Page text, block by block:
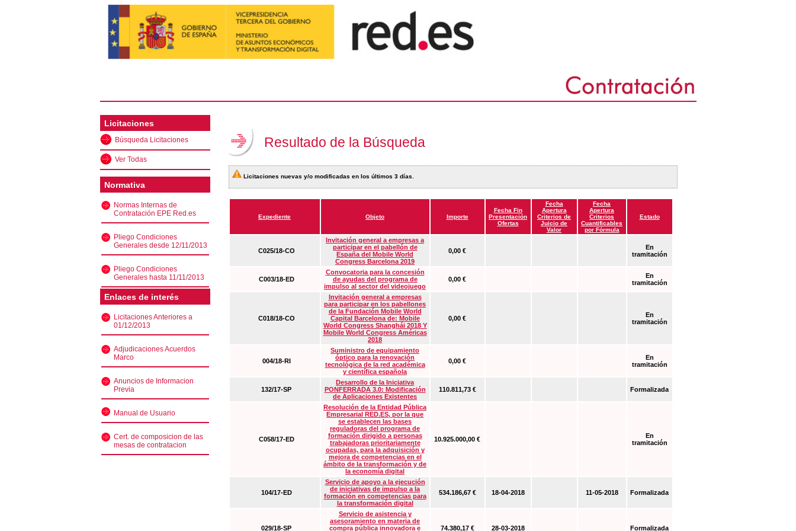
Licitaciones
Búsqueda Licitaciones
Ver Todas
Normativa
Normas Internas de
Contratación EPE Red.es
Pliego Condiciones
Generales desde 12/11/2013
Pliego Condiciones
Generales hasta 11/11/2013
Enlaces de interés
Licitaciones Anteriores a
01/12/2013
Adjudicaciones Acuerdos
Marco
Anuncios de Informacion
Previa
Manual de Usuario
Cert. de composicion de las
mesas de contratacion
Resultado de la Búsqueda
Licitaciones nuevas y/o modificadas en los últimos 3 días.
Expediente Objeto Importe
Fecha Fin
Presentación
Ofertas
Fecha
Apertura
Criterios de
Juicio de
Valor
Fecha
Apertura
Criterios
Cuantificables
por Fórmula
Estado
C025/18-CO
Invitación general a empresas a
participar en el pabellón de
España del Mobile World
Congress Barcelona 2019
0,00 €
En
tramitación
C003/18-ED
Convocatoria para la concesión
de ayudas del programa de
impulso al sector del videojuego
0,00 €
En
tramitación
C018/18-CO
Invitación general a empresas
para participar en los pabellones
de la Fundación Mobile World
Capital Barcelona de: Mobile
World Congress Shanghái 2018 Y
Mobile World Congress Américas
2018
0,00 €
En
tramitación
004/18-RI
Suministro de equipamiento
óptico para la renovación
tecnológica de la red académica
y científica española
0,00 €
En
tramitación
132/17-SP
Desarrollo de la Iniciativa
PONFERRADA 3.0: Modificación
de Aplicaciones Existentes
110.811,73 € Formalizada
C058/17-ED
Resolución de la Entidad Pública
Empresarial RED.ES, por la que
se establecen las bases
reguladoras del programa de
formación dirigido a personas
trabajadoras prioritariamente
ocupadas, para la adquisición y
mejora de competencias en el
ámbito de la transformación y de
la economía digital
10.925.000,00 €
En
tramitación
104/17-ED
Servicio de apoyo a la ejecución
de iniciativas de impulso a la
formación en competencias para
la transformación digital
534.186,67 € 18-04-2018 11-05-2018 Formalizada
029/18-SP
Servicio de asistencia y
asesoramiento en materia de
compra pública innovadora e
74.380,17 € 28-03-2018 Formalizada